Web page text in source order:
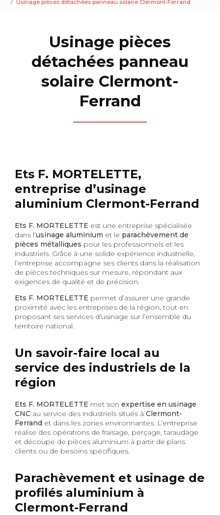
Usinage pièces détachées panneau solaire Clermont-Ferrand
Usinage pièces
détachées panneau
solaire Clermont-
Ferrand
Ets F. MORTELETTE,
entreprise d’usinage
aluminium Clermont-Ferrand
Ets F. MORTELETTE est une entreprise spécialisée
dans l’usinage aluminium et le parachèvement de
pièces métalliques pour les professionnels et les
industriels. Grâce à une solide expérience industrielle,
l’entreprise accompagne ses clients dans la réalisation
de pièces techniques sur mesure, répondant aux
exigences de qualité et de précision.
Ets F. MORTELETTE permet d’assurer une grande
proximité avec les entreprises de la région, tout en
proposant ses services d’usinage sur l’ensemble du
territoire national.
Un savoir-faire local au
service des industriels de la
région
Ets F. MORTELETTE met son expertise en usinage
CNC au service des industriels situés à Clermont-
Ferrand et dans les zones environnantes. L’entreprise
réalise des opérations de fraisage, perçage, taraudage
et découpe de pièces aluminium à partir de plans
clients ou de besoins spécifiques.
Parachèvement et usinage de
profilés aluminium à
Clermont-Ferrand